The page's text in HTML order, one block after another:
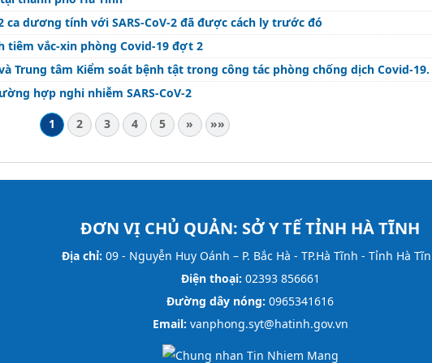
Trưa 22/6 Hà Tĩnh phát hiện thêm 2 ca dương tính với SARS-CoV-2 đã được cách ly trước đó
tiêm vắc-xin phòng Covid-19 đợt 2
Trung tâm Kiểm soát bệnh tật trong công tác phòng chống dịch Covid-19.
hợp nghi nhiễm SARS-CoV-2
1
2 3 4 5 » »»
ĐƠN VỊ CHỦ QUẢN: SỞ Y TẾ TỈNH HÀ TĨNH
Địa chỉ: 09 - Nguyễn Huy Oánh – P. Bắc Hà - TP.Hà Tĩnh - Tỉnh Hà
Điện thoại: 02393 856661
Đường dây nóng: 0965341616
Email: vanphong.syt@hatinh.gov.vn